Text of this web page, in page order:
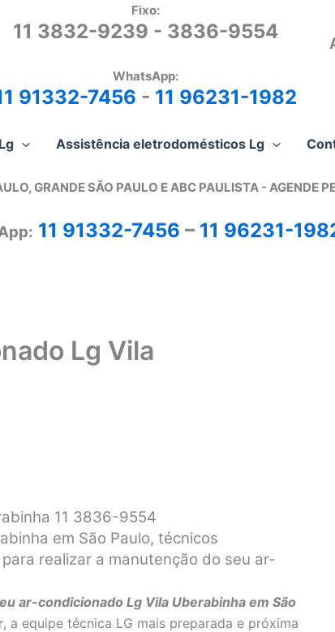
Fixo:
11 3832-9239 - 3836-9554
WhatsApp:
91332-7456 - 11 96231-1982
Assistência eletrodomésticos Lg
GRANDE SÃO PAULO E ABC PAULISTA - AGENDE
11 91332-7456 – 11 96231-
Lg Vila
11 3836-9554
em São Paulo, técnicos
realizar a manutenção do seu ar-
ar-condicionado Lg Vila Uberabinha em São
, a equipe técnica LG mais preparada e próxima